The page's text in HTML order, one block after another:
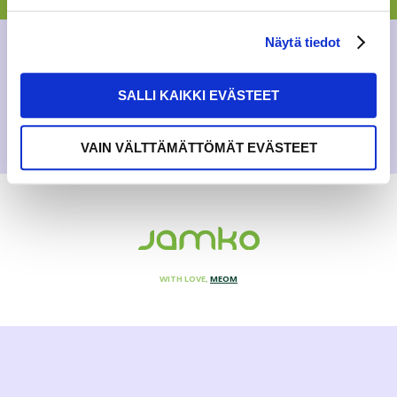
Näytä tiedot
SALLI KAIKKI EVÄSTEET
VAIN VÄLTTÄMÄTTÖMÄT EVÄSTEET
GENERAL,NEWS
WITH LOVE, MEOM